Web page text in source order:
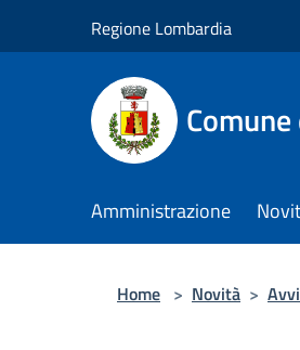
Regione Lombardia
Amministrazione
Home > Novità >